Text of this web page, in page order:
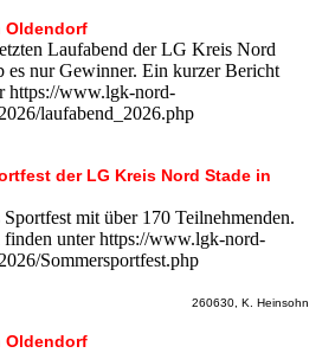
Oldendorf
Laufabend der LG Kreis Nord
es nur Gewinner. Ein kurzer Bericht
https://www.lgk-nord-
laufabend_2026.php
der LG Kreis Nord Stade in
mit über 170 Teilnehmenden.
unter https://www.lgk-nord-
Sommersportfest.php
260630, K. Heinsohn
Oldendorf